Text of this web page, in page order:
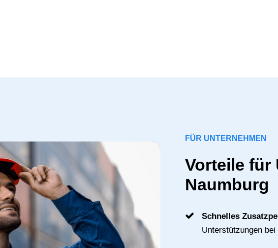
FÜR UNTERNEHMEN
Vorteile für
Naumburg
Schnelles
Unterstützungen